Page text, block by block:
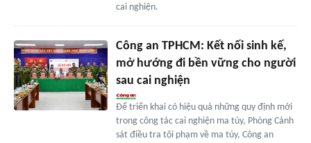
cai nghiện.
Công an TPHCM: Kết nối sinh kế,
mở hướng đi bền vững cho người
sau cai nghiện
Để triển khai có hiệu quả những quy định mới
trong công tác cai nghiện ma túy, Phòng Cảnh
sát điều tra tội phạm về ma túy, Công an